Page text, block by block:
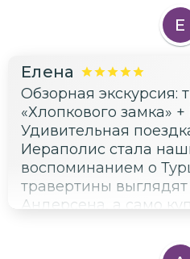
Е
Елена
Обзорная экскурсия:
«Хлопкового замка»
Удивительная
Иераполис стала
воспоминанием о
травертины выглядят
Андерсена, а само
Раскрыть загадки